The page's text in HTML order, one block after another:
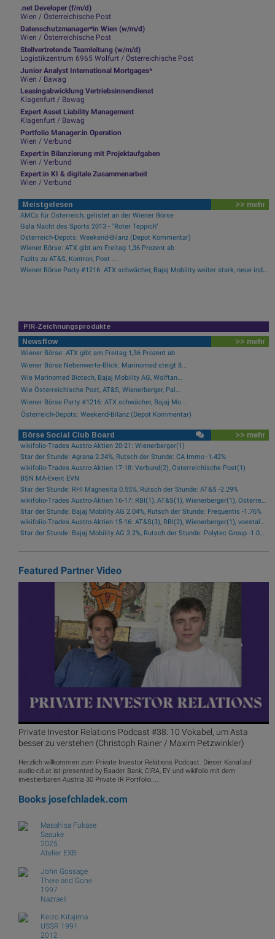
.net Developer (f/m/d)
Wien / Österreichische Post
Datenschutzmanager*in Wien (w/m/d)
Wien / Österreichische Post
Stellvertretende Teamleitung (w/m/d)
Logistikzentrum 6965 Wolfurt / Österreichische Post
Junior Analyst International Mortgages*
Wien / Bawag
Leasingabwicklung Vertriebsinnendienst
Klagenfurt / Bawag
Expert Asset Liability Management
Klagenfurt / Bawag
Portfolio Manager:in Operation
Wien / Verbund
Expert:in Bilanzierung mit Projektaufgaben
Wien / Verbund
Expert:in KI & digitale Zusammenarbeit
Wien / Verbund
Meistgelesen >> mehr
AMCs für Österreich, gelistet an der Wiener Börse
Gala Nacht des Sports 2013 - "Roter Teppich"
Österreich-Depots: Weekend-Bilanz (Depot Kommentar)
Wiener Börse: ATX gibt am Freitag 1,36 Prozent ab
Fazits zu AT&S, Kontron, Post ...
Wiener Börse Party #1216: ATX schwächer, Bajaj Mobility weiter stark, neue indische Freunde und Rajiv Bajaj mein Man of the Day
PIR-Zeichnungsprodukte
Newsflow >> mehr
Wiener Börse: ATX gibt am Freitag 1,36 Prozent ab
Wiener Börse Nebenwerte-Blick: Marinomed steigt 8...
Wie Marinomed Biotech, Bajaj Mobility AG, Wolftan...
Wie Österreichische Post, AT&S, Wienerberger, Pal...
Wiener Börse Party #1216: ATX schwächer, Bajaj Mo...
Österreich-Depots: Weekend-Bilanz (Depot Kommentar)
Börse Social Club Board >> mehr
wikifolio-Trades Austro-Aktien 20-21: Wienerberger(1)
Star der Stunde: Agrana 2.24%, Rutsch der Stunde: CA Immo -1.42%
wikifolio-Trades Austro-Aktien 17-18: Verbund(2), Österreichische Post(1)
BSN MA-Event EVN
Star der Stunde: RHI Magnesita 0.55%, Rutsch der Stunde: AT&S -2.29%
wikifolio-Trades Austro-Aktien 16-17: RBI(1), AT&S(1), Wienerberger(1), Österreichische Post(1)
Star der Stunde: Bajaj Mobility AG 2.04%, Rutsch der Stunde: Frequentis -1.76%
wikifolio-Trades Austro-Aktien 15-16: AT&S(3), RBI(2), Wienerberger(1), voestalpine(1), Kontron(1), Bawag(1)
Star der Stunde: Bajaj Mobility AG 3.2%, Rutsch der Stunde: Polytec Group -1.01%
Featured Partner Video
Private Investor Relations Podcast #38: 10 Vokabel, um Asta
besser zu verstehen (Christoph Rainer / Maxim Petzwinkler)
Herzlich willkommen zum Private Investor Relations Podcast. Dieser Kanal auf
audio-cd.at ist presented by Baader Bank, CIRA, EY und wikifolio mit dem
investierbaren Austria 30 Private IR Portfolio....
Books josefchladek.com
Masahisa Fukase
Sasuke
2025
Atelier EXB
John Gossage
There and Gone
1997
Nazraeli
Keizo Kitajima
USSR 1991
2012